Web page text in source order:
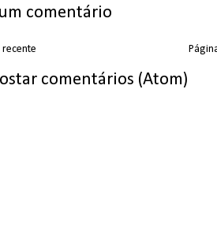
comentário
recente
comentários (Atom)